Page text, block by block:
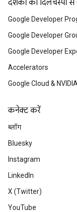
दर्शकों की
Google Developer
Google Developer
Google Developer
Accelerators
Google Cloud & NVIDIA
कनेक्ट करें
ब्लॉग
Bluesky
Instagram
LinkedIn
X (Twitter)
YouTube